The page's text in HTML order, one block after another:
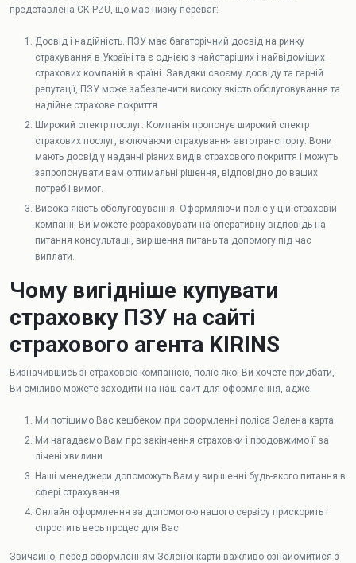
представлена СК PZU, що має низку переваг:
Досвід і надійність. ПЗУ має багаторічний досвід на ринку
страхування в Україні та є однією з найстаріших і найвідоміших
страхових компаній в країні. Завдяки своєму досвіду та гарній
репутації, ПЗУ може забезпечити високу якість обслуговування та
надійне страхове покриття.
Широкий спектр послуг. Компанія пропонує широкий спектр
страхових послуг, включаючи страхування автотранспорту. Вони
мають досвід у наданні різних видів страхового покриття і можуть
запропонувати вам оптимальні рішення, відповідно до ваших
потреб і вимог.
Висока якість обслуговування. Оформляючи поліс у цій страховій
компанії, Ви можете розраховувати на оперативну відповідь на
питання консультації, вирішення питань та допомогу під час
виплати.
Чому вигідніше купувати
страховку ПЗУ на сайті
страхового агента KIRINS
Визначившись зі страховою компанією, поліс якої Ви хочете придбати,
Ви сміливо можете заходити на наш сайт для оформлення, адже:
Ми потішимо Вас кешбеком при оформленні поліса Зелена карта
Ми нагадаємо Вам про закінчення страховки і продовжимо її за
лічені хвилини
Наші менеджери допоможуть Вам у вирішенні будь-якого питання в
сфері страхування
Онлайн оформлення за допомогою нашого сервісу прискорить і
спростить весь процес для Вас
Звичайно, перед оформленням Зеленої карти важливо ознайомитися з